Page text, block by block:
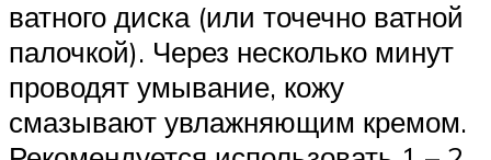
ватного диска (или точечно ватной
палочкой). Через несколько минут
проводят умывание, кожу
смазывают увлажняющим кремом.